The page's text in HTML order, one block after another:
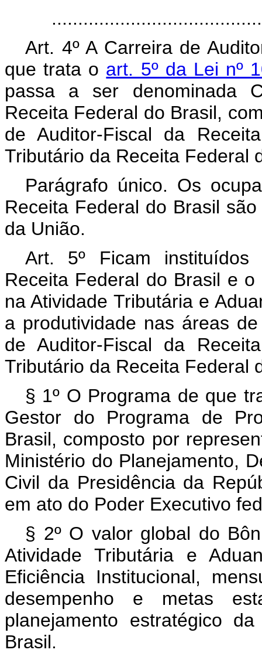
Art. 4º A Carreira de
que trata o art. 5º da Lei nº
passa a ser denominada
Receita Federal do Brasil,
de Auditor-Fiscal da
Tributário da Receita Federal
Parágrafo único. Os
Receita Federal do Brasil
da União.
Art. 5º Ficam
Receita Federal do Brasil e
na Atividade Tributária e
a produtividade nas áreas
de Auditor-Fiscal da
Tributário da Receita Federal
§ 1º O Programa de que
Gestor do Programa de
Brasil, composto por
Ministério do Planejamento,
Civil da Presidência da
em ato do Poder Executivo
§ 2º O valor global do
Atividade Tributária e
Eficiência Institucional,
desempenho e metas
planejamento estratégico
Brasil.